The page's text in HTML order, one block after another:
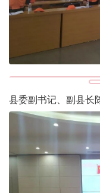
县委副书记、副县长